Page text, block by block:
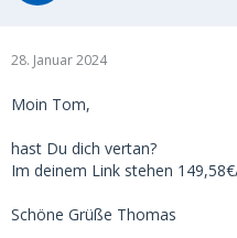
28. Januar 2024
Moin Tom,
hast Du dich vertan?
Im deinem Link stehen
Schöne Grüße Thomas